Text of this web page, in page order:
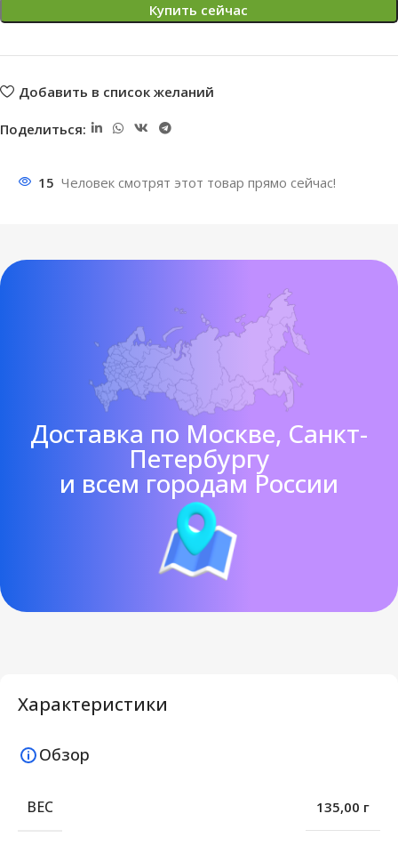
Купить сейчас
Добавить в список желаний
Поделиться:
15 Человек смотрят этот товар прямо сейчас!
Доставка по Москве, Санкт-
Петербургу
и всем городам России
Характеристики
Обзор
ВЕС 135,00 г